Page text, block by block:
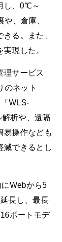
し、0℃～
、倉庫、
る。また、
現した。
理サービス
のネット
WLS-
析や、遠隔
易操作なども
減できるとし
Webから5
長し、最長
ポートモデ